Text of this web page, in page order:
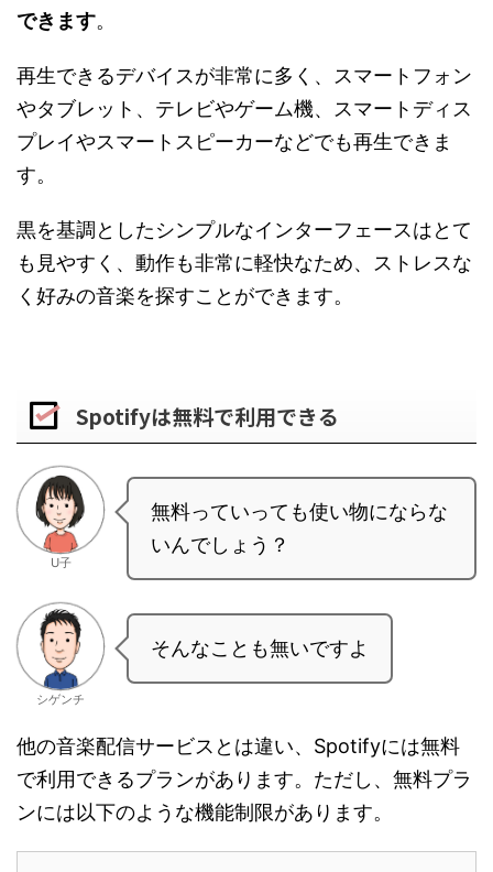
できます。
再生できるデバイスが非常に多く、スマートフォン
やタブレット、テレビやゲーム機、スマートディス
プレイやスマートスピーカーなどでも再生できま
す。
黒を基調としたシンプルなインターフェースはとて
も見やすく、動作も非常に軽快なため、ストレスな
く好みの音楽を探すことができます。
Spotifyは無料で利用できる
U子
無料っていっても使い物にならな
いんでしょう？
シゲンチ
そんなことも無いですよ
他の音楽配信サービスとは違い、Spotifyには無料
で利用できるプランがあります。ただし、無料プラ
ンには以下のような機能制限があります。